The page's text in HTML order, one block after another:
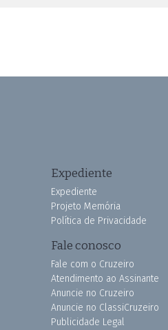
Expediente
Expediente
Projeto Memória
Política de Privacidade
Fale conosco
Fale com o Cruzeiro
Atendimento ao Assinante
Anuncie no Cruzeiro
Anuncie no ClassiCruzeiro
Publicidade Legal